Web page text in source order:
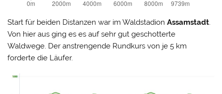
Start für beiden Distanzen war im WaldstadionAssamstadt.
Von hier aus ging es es auf sehr gut geschotterte
Waldwege. Der anstrengende Rundkurs von je 5 km
forderte die Läufer.